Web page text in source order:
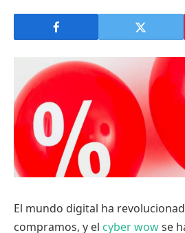
El mundo digital ha
compramos, y el cyber wowse